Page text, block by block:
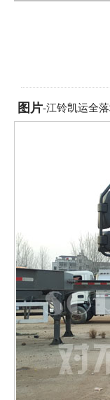
图片-江铃凯运全